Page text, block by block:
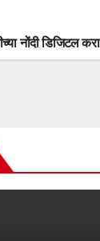
नोंदी डिजिटल करा